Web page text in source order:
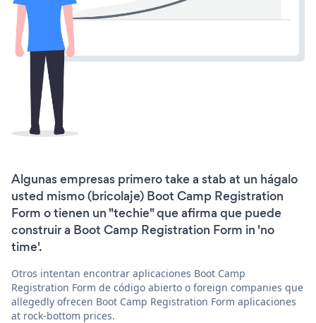
Algunas empresas primero take a stab at un hágalo
usted mismo (bricolaje) Boot Camp Registration
Form o tienen un "techie" que afirma que puede
construir a Boot Camp Registration Form in 'no
time'.
Otros intentan encontrar aplicaciones Boot Camp
Registration Form de código abierto o foreign companies que
allegedly ofrecen Boot Camp Registration Form aplicaciones
at rock-bottom prices.